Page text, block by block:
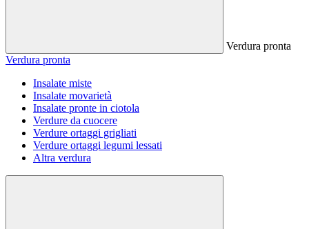
Verdura pronta
Verdura pronta
Insalate miste
Insalate movarietà
Insalate pronte in ciotola
Verdure da cuocere
Verdure ortaggi grigliati
Verdure ortaggi legumi lessati
Altra verdura